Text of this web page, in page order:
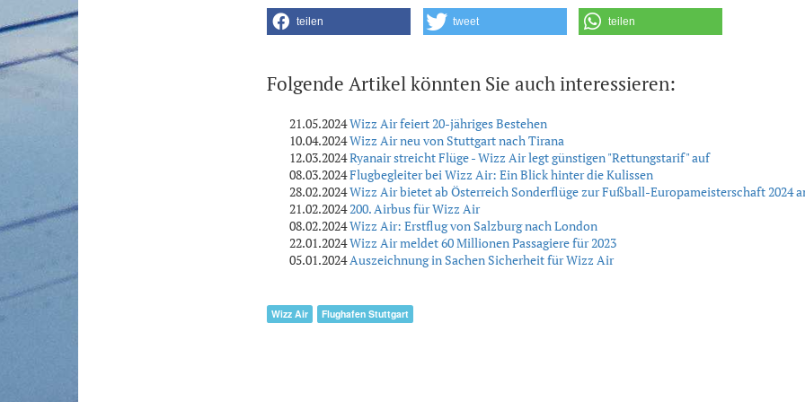
teilen tweet teilen
Folgende Artikel könnten Sie auch interessieren:
21.05.2024Wizz Air feiert 20-jähriges Bestehen
10.04.2024Wizz Air neu von Stuttgart nach Tirana
12.03.2024Ryanair streicht Flüge - Wizz Air legt günstigen "Rettungstarif" auf
08.03.2024Flugbegleiter bei Wizz Air: Ein Blick hinter die Kulissen
28.02.2024Wizz Air bietet ab Österreich Sonderflüge zur Fußball-Europameisterschaft 2024
21.02.2024200. Airbus für Wizz Air
08.02.2024Wizz Air: Erstflug von Salzburg nach London
22.01.2024Wizz Air meldet 60 Millionen Passagiere für 2023
05.01.2024Auszeichnung in Sachen Sicherheit für Wizz Air
Wizz Air Flughafen Stuttgart